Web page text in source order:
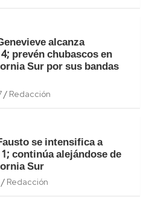
alcanza
prevén chubascos en
Sur por sus bandas
Redacción
se intensifica a
continúa alejándose de
Sur
Redacción